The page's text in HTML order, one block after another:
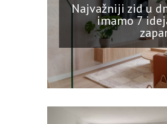
Najvažniji zid u
imamo 7